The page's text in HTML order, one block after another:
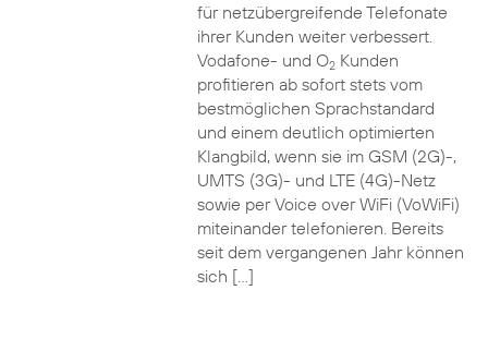
für netzübergreifende Telefonate
ihrer Kunden weiter verbessert.
Vodafone- und O2Kunden
profitieren ab sofort stets vom
bestmöglichen Sprachstandard
und einem deutlich optimierten
Klangbild, wenn sie im GSM (2G)-,
UMTS (3G)- und LTE (4G)-Netz
sowie per Voice over WiFi (VoWiFi)
miteinander telefonieren. Bereits
seit dem vergangenen Jahr können
sich […]